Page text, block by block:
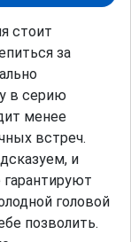
стоит
за
в серию
менее
встреч.
и
головой
позволить.